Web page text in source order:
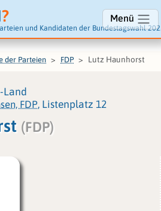
?
und Kandidaten der Bundestagswahl
Menü
der Parteien FDP Lutz Haunhorst
Land
FDP, Listenplatz 12
(FDP)